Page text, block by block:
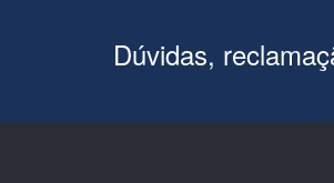
Dúvidas,